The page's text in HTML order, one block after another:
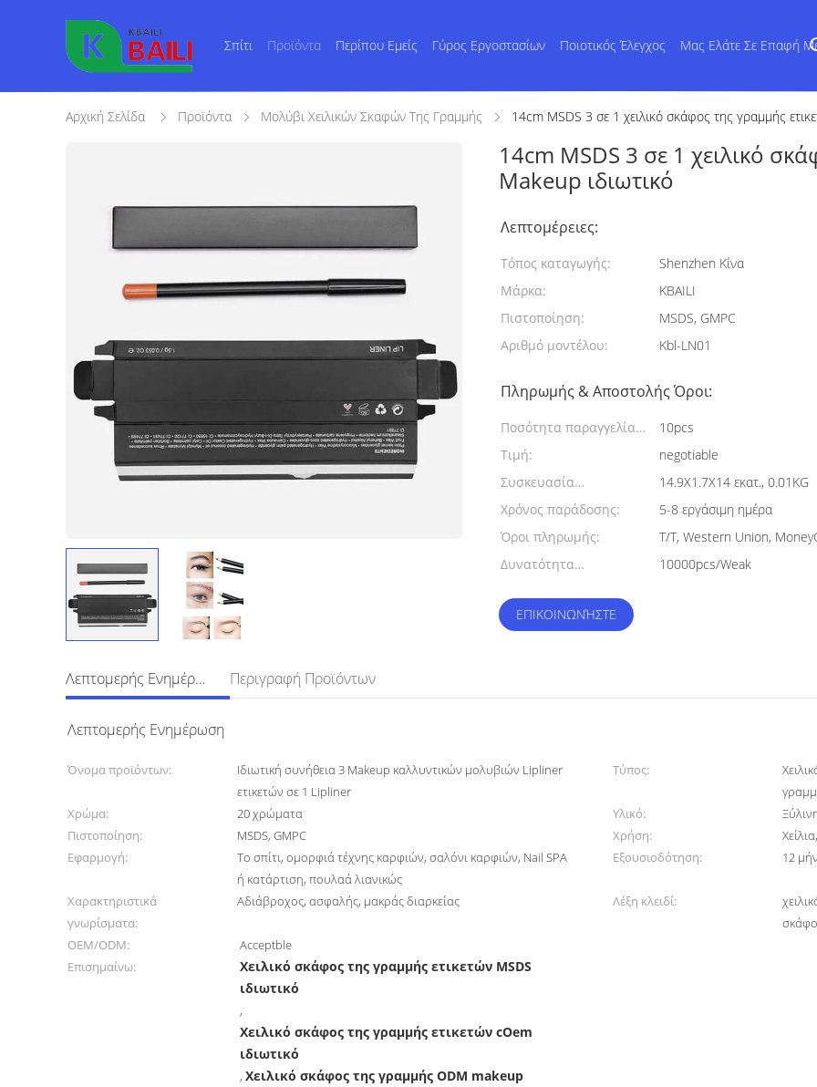
Σπίτι Προϊόντα Περίπου Εμείς Γύρος Εργοστασίων Ποιοτικός Έλεγχος Μας Ελάτε Σε Επαφή
Αρχική Σελίδα Προϊόντα Μολύβι Χειλικών Σκαφών Της Γραμμής 14cm MSDS 3 σε 1 χειλικό σκάφος της γραμμής
14cm MSDS 3 σε 1 χειλικό
Makeup ιδιωτικό
Λεπτομέρειες:
Τόπος καταγωγής:
Shenzhen Κίνα
Μάρκα:
KBAILI
Πιστοποίηση:
MSDS, GMPC
Αριθμό μοντέλου:
Kbl-LN01
Πληρωμής & Αποστολής Όροι:
Ποσότητα παραγγελίας
min:
10pcs
Τιμή:
negotiable
Συσκευασία
λεπτομέρειες:
14.9X1.7X14 εκατ., 0.01KG
Χρόνος παράδοσης:
5-8 εργάσιμη ημέρα
Όροι πληρωμής:
T/T, Western Union,
Δυνατότητα
10000pcs/Weak
ΕΠΙΚΟΙΝΩΝΉΣΤΕ
Λεπτομερής Ενημέρωση Περιγραφή Προϊόντων
Λεπτομερής Ενημέρωση
Όνομα προϊόντων:
Ιδιωτική συνήθεια 3 Makeup καλλυντικών μολυβιών Lipliner
ετικετών σε 1 Lipliner
Τύπος:
Χρώμα:
20 χρώματα Υλικό:
Πιστοποίηση:
MSDS, GMPC Χρήση:
Εφαρμογή:
Το σπίτι, ομορφιά τέχνης καρφιών, σαλόνι καρφιών, Nail SPA
ή κατάρτιση, πουλαά λιανικώς
Εξουσιοδότηση: 12
Χαρακτηριστικά
γνωρίσματα:
Αδιάβροχος, ασφαλής, μακράς διαρκείας Λέξη κλειδί:
OEM/ODM:
Acceptble
Επισημαίνω:
Χειλικό σκάφος της γραμμής ετικετών MSDS
ιδιωτικό
,
Χειλικό σκάφος της γραμμής ετικετών cOem
ιδιωτικό
,Χειλικό σκάφος της γραμμής ODM makeup